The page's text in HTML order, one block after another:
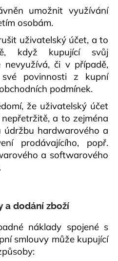
umožnit využívání
osobám.
uživatelský účet, a to
když kupující svůj
nevyužívá, či v případě,
povinnosti z kupní
podmínek.
že uživatelský účet
a to zejména
údržbu hardwarového a
prodávajícího, popř.
a softwarového
a dodání zboží
náklady spojené s
smlouvy může kupující